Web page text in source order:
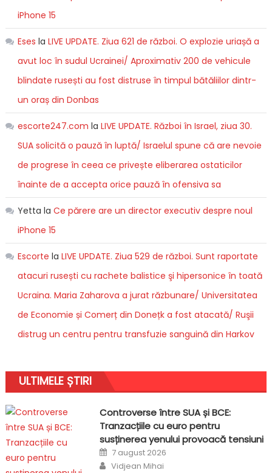
iPhone 15
Eses la LIVE UPDATE. Ziua 621 de război. O explozie uriașă a
avut loc în sudul Ucrainei/ Aproximativ 200 de vehicule
blindate rusești au fost distruse în timpul bătăliilor dintr-
un oraș din Donbas
escorte247.com la LIVE UPDATE. Război în Israel, ziua 30.
SUA solicită o pauză în luptă/ Israelul spune că are nevoie
de progrese în ceea ce privește eliberarea ostaticilor
înainte de a accepta orice pauză în ofensiva sa
Yetta la Ce părere are un director executiv despre noul
iPhone 15
Escorte la LIVE UPDATE. Ziua 529 de război. Sunt raportate
atacuri rusești cu rachete balistice şi hipersonice în toată
Ucraina. Maria Zaharova a jurat răzbunare/ Universitatea
de Economie și Comerț din Donețk a fost atacată/ Ruşii
distrug un centru pentru transfuzie sanguină din Harkov
ULTIMELE ȘTIRI
Controverse între SUA și BCE:
Tranzacțiile cu euro pentru
susținerea yenului provoacă tensiuni
Posted
on
7 august 2026
Author
Vidjean Mihai